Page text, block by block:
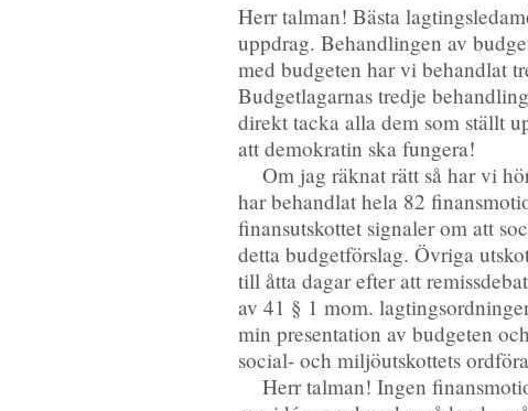
Herr talman! Bästa
uppdrag. Behandlingen av
med budgeten har vi behandlat
Budgetlagarnas tredje
direkt tacka alla dem som ställt
att demokratin ska fungera!
Om jag räknat rätt så har vi
har behandlat hela 82
finansutskottet signaler om att
detta budgetförslag. Övriga
till åtta dagar efter att
av 41 § 1 mom.
min presentation av budgeten
social- och miljöutskottets
Herr talman! Ingen